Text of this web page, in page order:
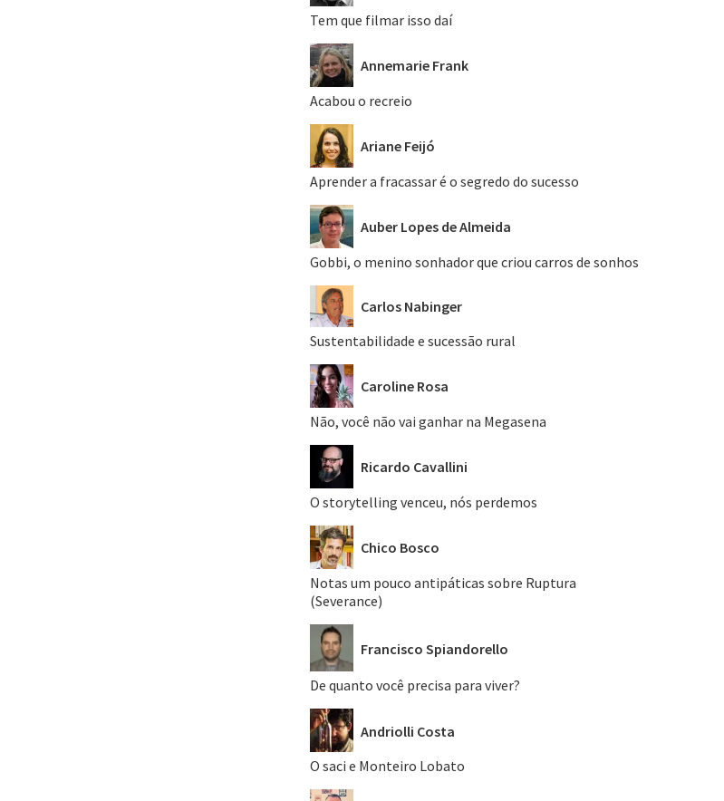
Tem que filmar isso daí
Annemarie Frank
Acabou o recreio
Ariane Feijó
Aprender a fracassar é o segredo do sucesso
Auber Lopes de Almeida
Gobbi, o menino sonhador que criou carros de sonhos
Carlos Nabinger
Sustentabilidade e sucessão rural
Caroline Rosa
Não, você não vai ganhar na Megasena
Ricardo Cavallini
O storytelling venceu, nós perdemos
Chico Bosco
Notas um pouco antipáticas sobre Ruptura
(Severance)
Francisco Spiandorello
De quanto você precisa para viver?
Andriolli Costa
O saci e Monteiro Lobato